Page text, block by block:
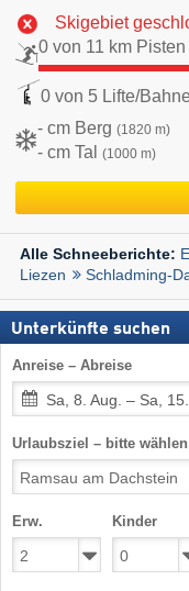
Skigebiet
0 von 11 km Pisten
0 von 5 Lifte/
- cm Berg (1820 m)
- cm Tal (1000 m)
Alle Schneeberichte:
Liezen
Schladming-
Unterkünfte suchen
Anreise – Abreise
Sa, 8. Aug. – Sa,
Urlaubsziel – bitte wählen
Erw. Kinder